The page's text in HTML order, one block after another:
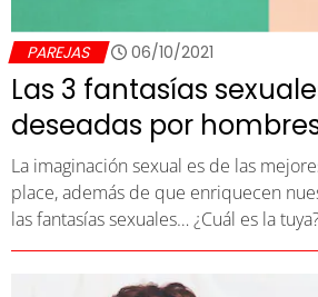
PAREJAS 06/10/2021
Las 3 fantasías
deseadas por
La imaginación sexual es de las
place, además de que enriquecen
las fantasías sexuales… ¿Cuál es la